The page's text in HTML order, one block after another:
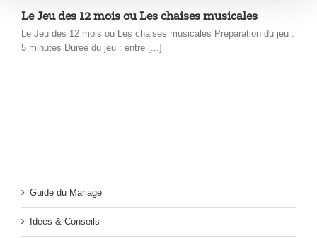
Le Jeu des 12 mois ou Les chaises musicales
Le Jeu des 12 mois ou Les chaises musicales Préparation du jeu :
5 minutes Durée du jeu : entre [...]
Guide du Mariage
Idées & Conseils